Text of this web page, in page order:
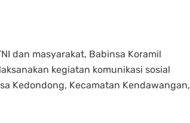
dan masyarakat, Babinsa Koramil
kegiatan komunikasi sosial
Kedondong, Kecamatan Kendawangan,